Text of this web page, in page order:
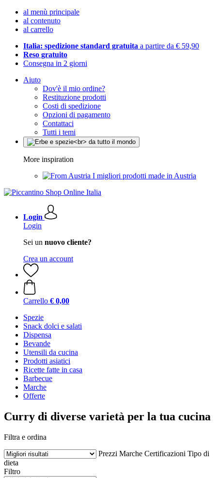
al menù principale
al contenuto
al carrello
Italia: spedizione standard gratuita a partire da € 59,90
Reso gratuito
Consegna in 2 giorni
Aiuto
Dov'è il mio ordine?
Restituzione prodotti
Costi di spedizione
Opzioni di pagamento
Contattaci
Tutti i temi
More inspiration
I migliori prodotti made in Austria
Login
Login
Sei un nuovo cliente?
Crea un account
Carrello € 0,00
Spezie
Snack dolci e salati
Dispensa
Bevande
Utensili da cucina
Prodotti asiatici
Ricette fatte in casa
Barbecue
Marche
Offerte
Curry di diverse varietà per la tua cucina
Filtra e ordina
Prezzi Marche Certificazioni Tipo di
dieta
Filtro